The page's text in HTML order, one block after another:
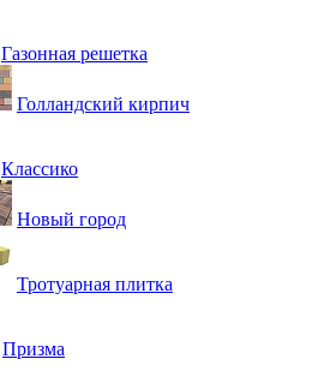
Газонная решетка
Голландский кирпич
Классико
Новый город
Тротуарная плитка
Призма